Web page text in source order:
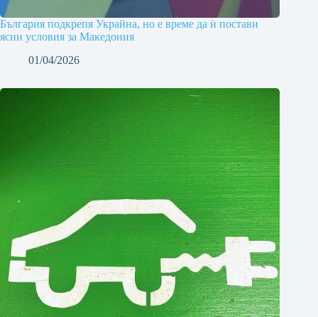
България подкрепя Украйна, но е време да ѝ постави
ясни условия за Македония
01/04/2026